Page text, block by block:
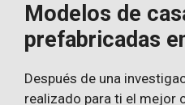
Modelos de
prefabricadas
Después de una
realizado para ti el mejor